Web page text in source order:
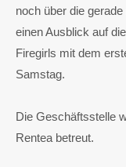
noch über die
einen Ausblick auf
Firegirls mit dem
Samstag.
Die Geschäftsstelle
Rentea betreut.